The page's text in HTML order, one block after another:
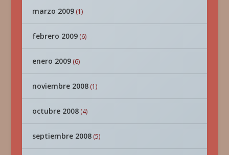
marzo 2009(1)
febrero 2009(6)
enero 2009(6)
noviembre 2008(1)
octubre 2008(4)
septiembre 2008(5)